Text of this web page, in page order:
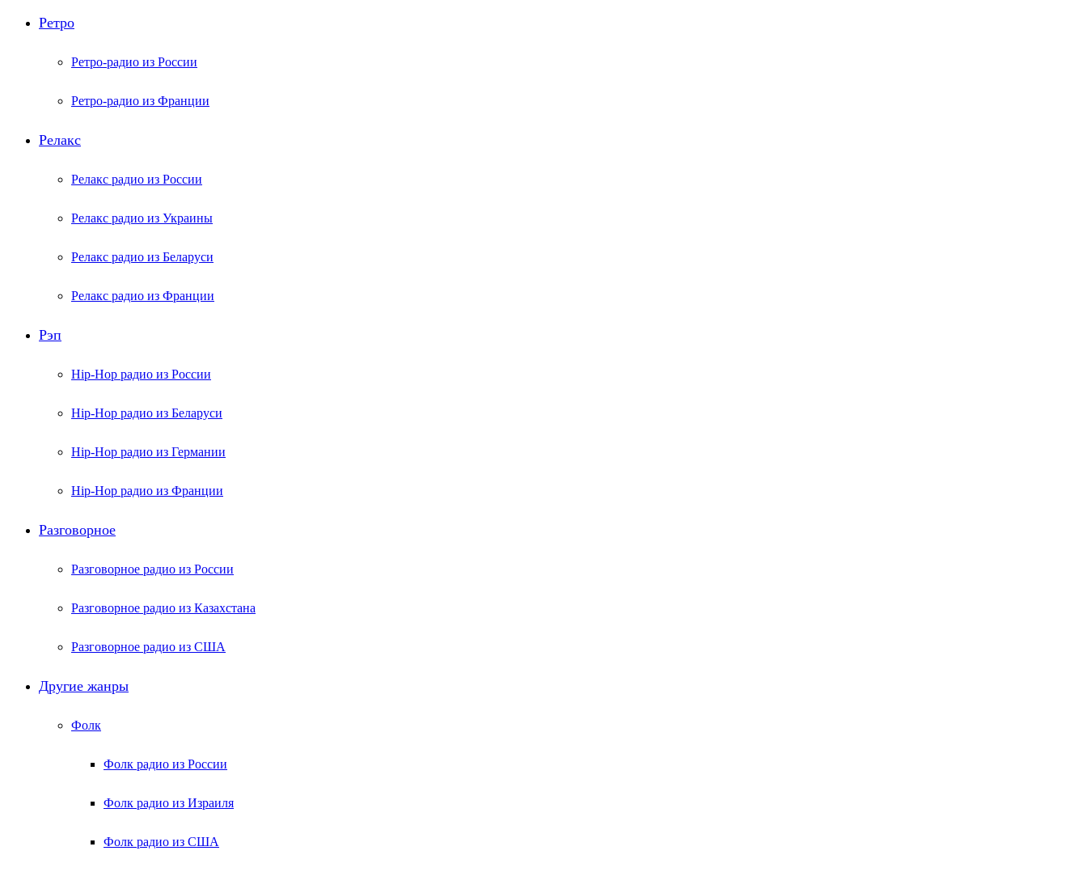
Ретро
Ретро-радио из России
Ретро-радио из Франции
Релакс
Релакс радио из России
Релакс радио из Украины
Релакс радио из Беларуси
Релакс радио из Франции
Рэп
Hip-Hop радио из России
Hip-Hop радио из Беларуси
Hip-Hop радио из Германии
Hip-Hop радио из Франции
Разговорное
Разговорное радио из России
Разговорное радио из Казахстана
Разговорное радио из США
Другие жанры
Фолк
Фолк радио из России
Фолк радио из Израиля
Фолк радио из США